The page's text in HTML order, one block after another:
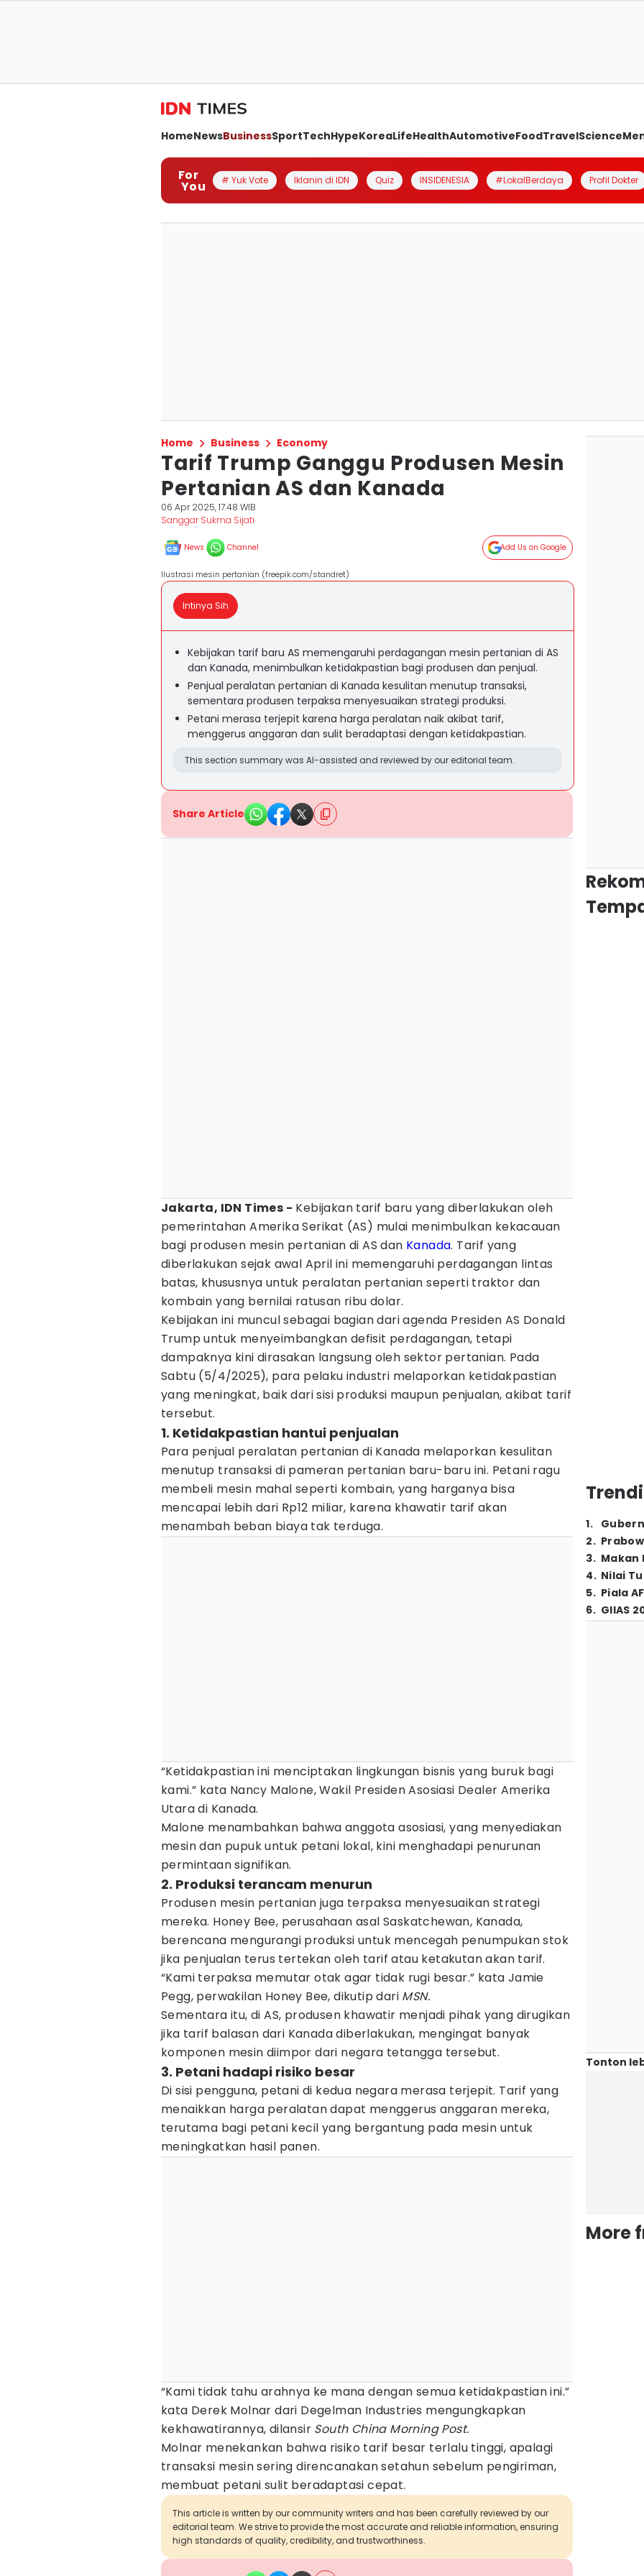
HomeNewsBusinessSportTechHypeKoreaLifeHealthAutomotiveFoodTravelScience
For
You # Yuk Vote Iklanin di IDN Quiz INSIDENESIA #LokalBerdaya Profil Dokter
Home Business Economy
Tarif Trump Ganggu Produsen Mesin
Pertanian AS dan Kanada
06 Apr 2025, 17:48 WIB
Sanggar Sukma Sijati
News Channel Add Us on Google
Ilustrasi mesin pertanian (freepik.com/standret)
Intinya Sih
Kebijakan tarif baru AS memengaruhi perdagangan mesin pertanian di AS
dan Kanada, menimbulkan ketidakpastian bagi produsen dan penjual.
Penjual peralatan pertanian di Kanada kesulitan menutup transaksi,
sementara produsen terpaksa menyesuaikan strategi produksi.
Petani merasa terjepit karena harga peralatan naik akibat tarif,
menggerus anggaran dan sulit beradaptasi dengan ketidakpastian.
This section summary was AI-assisted and reviewed by our editorial team.
Share Article
Jakarta, IDN Times - Kebijakan tarif baru yang diberlakukan oleh
pemerintahan Amerika Serikat (AS) mulai menimbulkan kekacauan
bagi produsen mesin pertanian di AS dan Kanada. Tarif yang
diberlakukan sejak awal April ini memengaruhi perdagangan lintas
batas, khususnya untuk peralatan pertanian seperti traktor dan
kombain yang bernilai ratusan ribu dolar.
Kebijakan ini muncul sebagai bagian dari agenda Presiden AS Donald
Trump untuk menyeimbangkan defisit perdagangan, tetapi
dampaknya kini dirasakan langsung oleh sektor pertanian. Pada
Sabtu (5/4/2025), para pelaku industri melaporkan ketidakpastian
yang meningkat, baik dari sisi produksi maupun penjualan, akibat tarif
tersebut.
1. Ketidakpastian hantui penjualan
Para penjual peralatan pertanian di Kanada melaporkan kesulitan
menutup transaksi di pameran pertanian baru-baru ini. Petani ragu
membeli mesin mahal seperti kombain, yang harganya bisa
mencapai lebih dari Rp12 miliar, karena khawatir tarif akan
menambah beban biaya tak terduga.
“Ketidakpastian ini menciptakan lingkungan bisnis yang buruk bagi
kami.” kata Nancy Malone, Wakil Presiden Asosiasi Dealer Amerika
Utara di Kanada.
Malone menambahkan bahwa anggota asosiasi, yang menyediakan
mesin dan pupuk untuk petani lokal, kini menghadapi penurunan
permintaan signifikan.
2. Produksi terancam menurun
Produsen mesin pertanian juga terpaksa menyesuaikan strategi
mereka. Honey Bee, perusahaan asal Saskatchewan, Kanada,
berencana mengurangi produksi untuk mencegah penumpukan stok
jika penjualan terus tertekan oleh tarif atau ketakutan akan tarif.
“Kami terpaksa memutar otak agar tidak rugi besar.” kata Jamie
Pegg, perwakilan Honey Bee, dikutip dari MSN.
Sementara itu, di AS, produsen khawatir menjadi pihak yang dirugikan
jika tarif balasan dari Kanada diberlakukan, mengingat banyak
komponen mesin diimpor dari negara tetangga tersebut.
3. Petani hadapi risiko besar
Di sisi pengguna, petani di kedua negara merasa terjepit. Tarif yang
menaikkan harga peralatan dapat menggerus anggaran mereka,
terutama bagi petani kecil yang bergantung pada mesin untuk
meningkatkan hasil panen.
“Kami tidak tahu arahnya ke mana dengan semua ketidakpastian ini.”
kata Derek Molnar dari Degelman Industries mengungkapkan
kekhawatirannya, dilansir South China Morning Post.
Molnar menekankan bahwa risiko tarif besar terlalu tinggi, apalagi
transaksi mesin sering direncanakan setahun sebelum pengiriman,
membuat petani sulit beradaptasi cepat.
This article is written by our community writers and has been carefully reviewed by our
editorial team. We strive to provide the most accurate and reliable information, ensuring
high standards of quality, credibility, and trustworthiness.
1.
2.
3. Makan
4. Nilai
5. Piala
6. GIIAS
Tonton
More